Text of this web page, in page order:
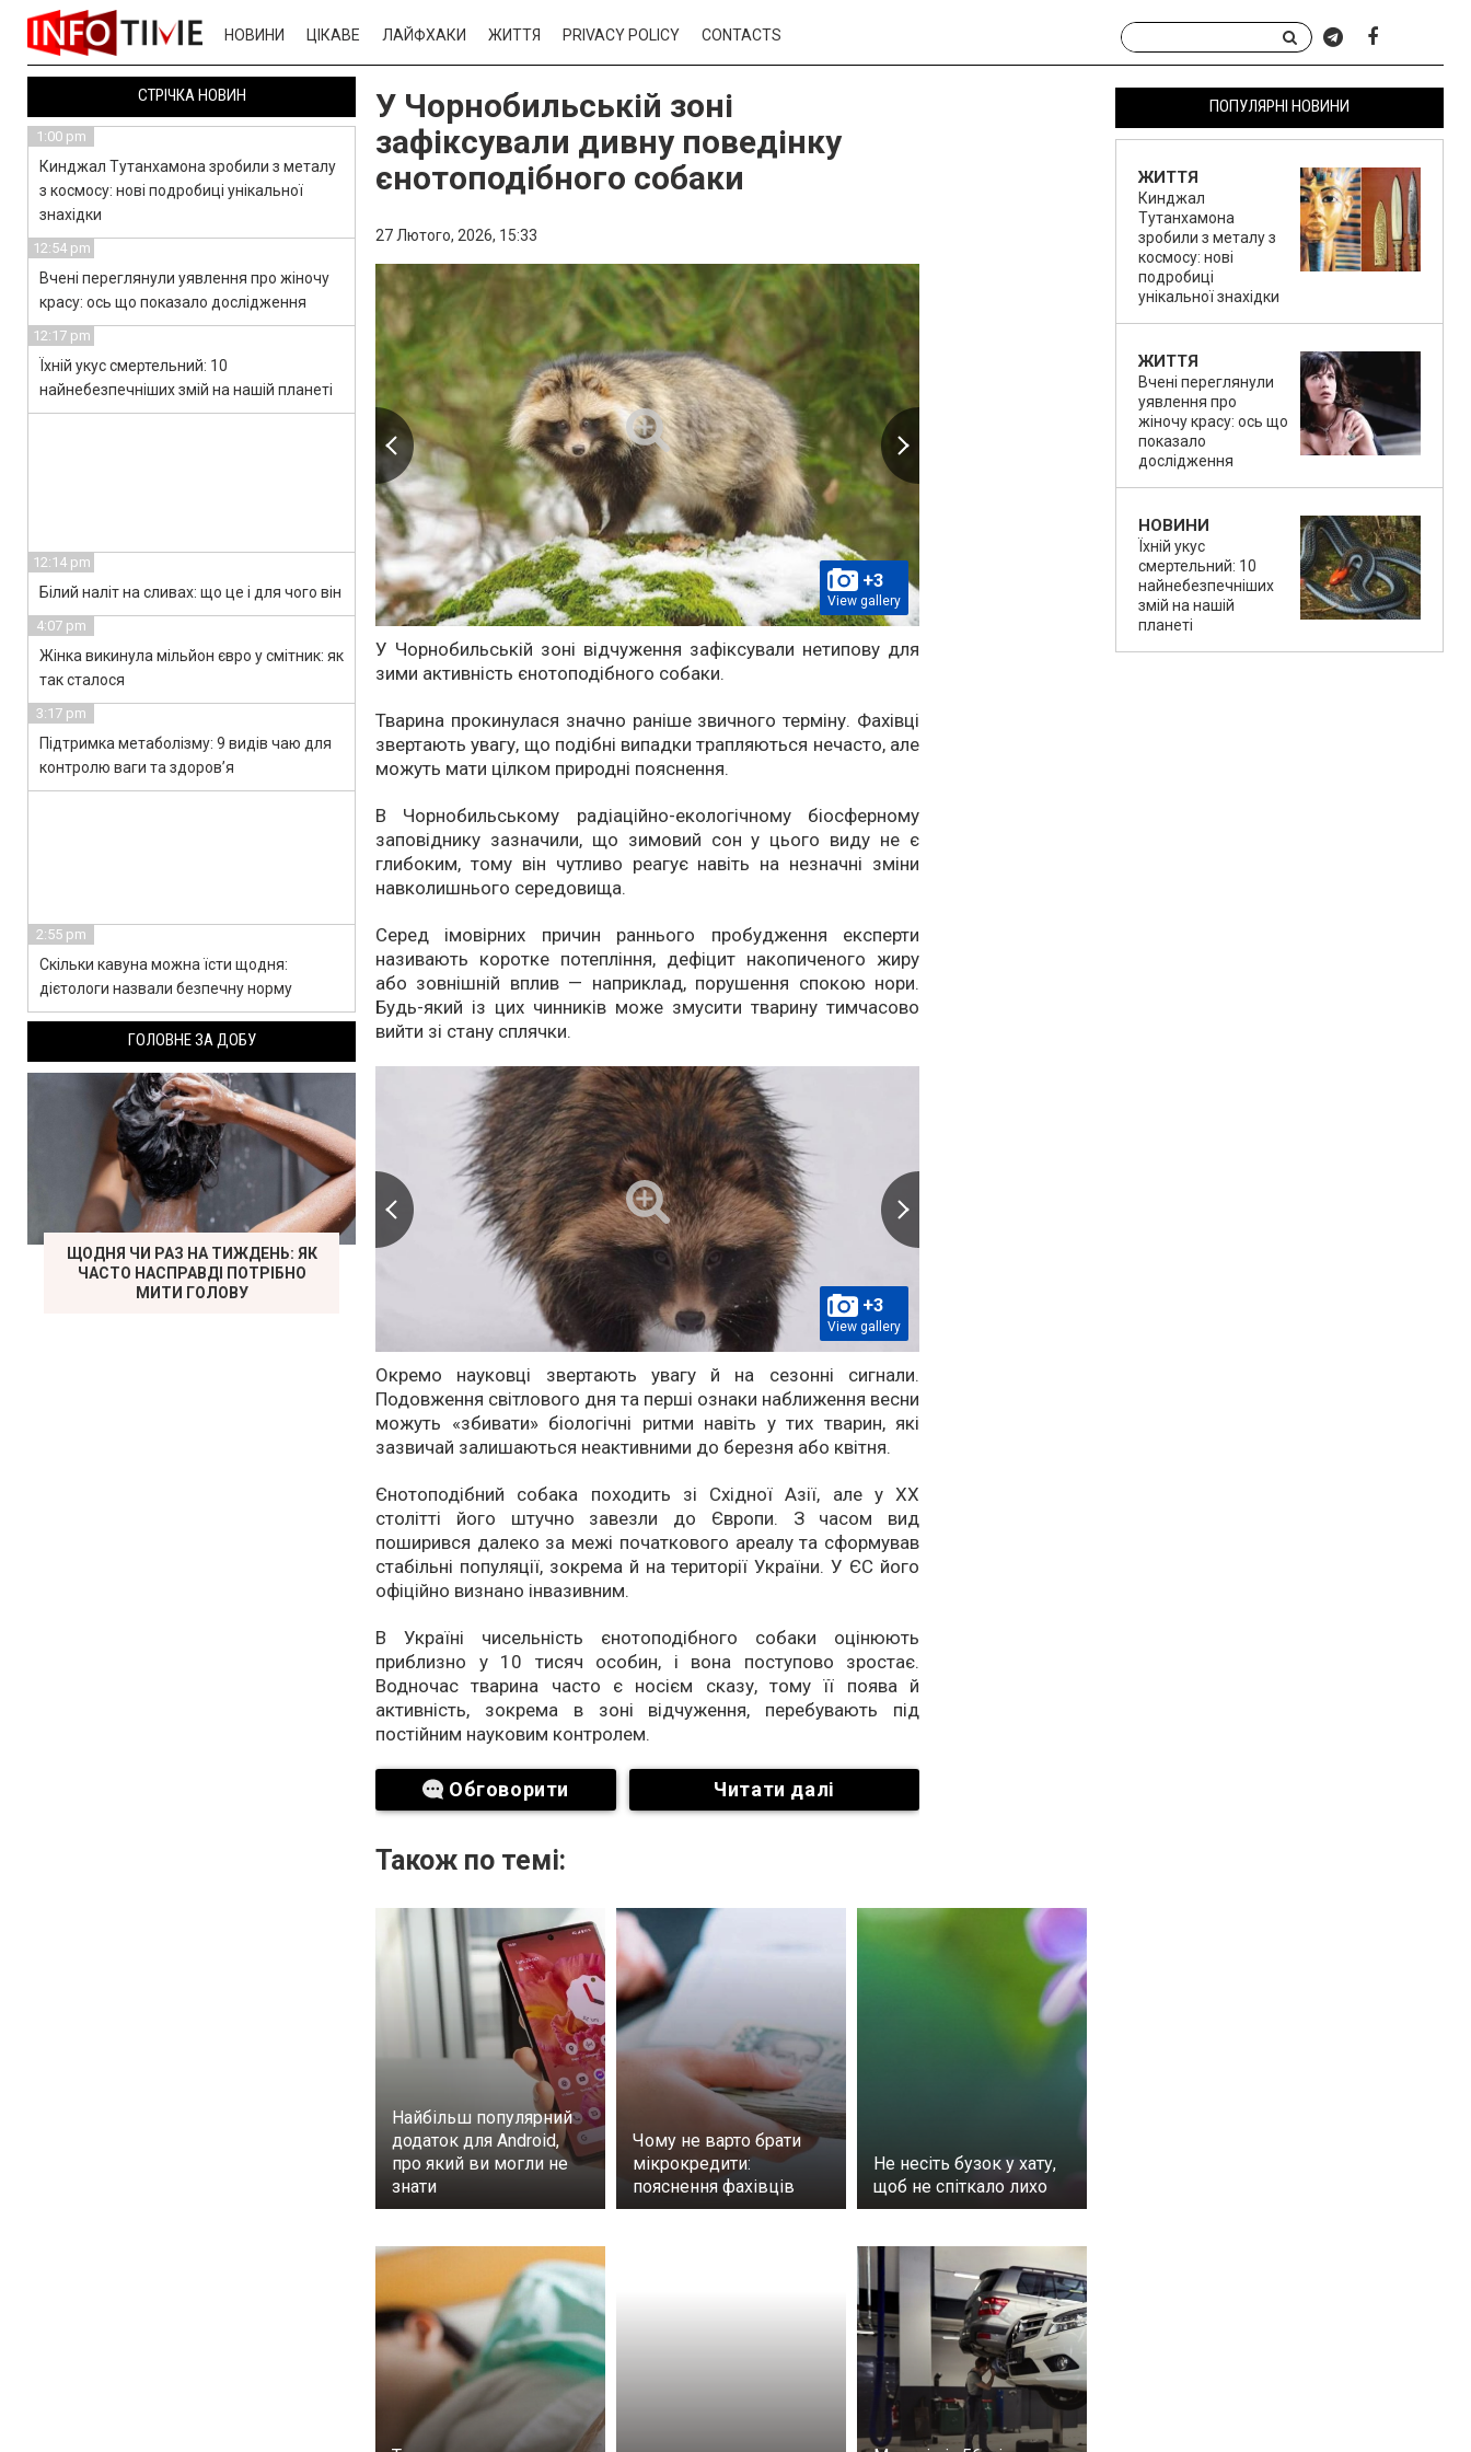
НОВИНИ ЦІКАВЕ ЛАЙФХАКИ ЖИТТЯ PRIVACY POLICY CONTACTS
У Чорнобильській зоні
зафіксували дивну поведінку
єнотоподібного собаки
27 Лютого, 2026, 15:33
+3
View gallery
У Чорнобильській зоні відчуження зафіксували нетипову для
зими активність єнотоподібного собаки.
Тварина прокинулася значно раніше звичного терміну. Фахівці
звертають увагу, що подібні випадки трапляються нечасто, але
можуть мати цілком природні пояснення.
В Чорнобильському радіаційно-екологічному біосферному
заповіднику зазначили, що зимовий сон у цього виду не є
глибоким, тому він чутливо реагує навіть на незначні зміни
навколишнього середовища.
Серед імовірних причин раннього пробудження експерти
називають коротке потепління, дефіцит накопиченого жиру
або зовнішній вплив — наприклад, порушення спокою нори.
Будь-який із цих чинників може змусити тварину тимчасово
вийти зі стану сплячки.
+3
View gallery
Окремо науковці звертають увагу й на сезонні сигнали.
Подовження світлового дня та перші ознаки наближення весни
можуть «збивати» біологічні ритми навіть у тих тварин, які
зазвичай залишаються неактивними до березня або квітня.
Єнотоподібний собака походить зі Східної Азії, але у ХХ
столітті його штучно завезли до Європи. З часом вид
поширився далеко за межі початкового ареалу та сформував
стабільні популяції, зокрема й на території України. У ЄС його
офіційно визнано інвазивним.
В Україні чисельність єнотоподібного собаки оцінюють
приблизно у 10 тисяч особин, і вона поступово зростає.
Водночас тварина часто є носієм сказу, тому її поява й
активність, зокрема в зоні відчуження, перебувають під
постійним науковим контролем.
Обговорити Читати далі
Також по темі:
Найбільш популярний
додаток для Android,
про який ви могли не
знати
Чому не варто брати
мікрокредити:
пояснення фахівців
Не несіть бузок у хату,
щоб не спіткало лихо
ПОПУЛЯРНІ НОВИНИ
ЖИТТЯ
Кинджал
Тутанхамона
зробили з металу з
космосу: нові
подробиці
унікальної знахідки
ЖИТТЯ
Вчені переглянули
уявлення про
жіночу красу: ось що
показало
дослідження
НОВИНИ
Їхній укус
смертельний: 10
найнебезпечніших
змій на нашій
планеті
СТРІЧКА НОВИН
1:00 pm
Кинджал Тутанхамона зробили з металу
з космосу: нові подробиці унікальної
знахідки
12:54 pm
Вчені переглянули уявлення про жіночу
красу: ось що показало дослідження
12:17 pm
Їхній укус смертельний: 10
найнебезпечніших змій на нашій планеті
12:14 pm
Білий наліт на сливах: що це і для чого він
4:07 pm
Жінка викинула мільйон євро у смітник: як
так сталося
3:17 pm
Підтримка метаболізму: 9 видів чаю для
контролю ваги та здоров’я
2:55 pm
Скільки кавуна можна їсти щодня:
дієтологи назвали безпечну норму
ГОЛОВНЕ ЗА ДОБУ
ЩОДНЯ ЧИ РАЗ НА ТИЖДЕНЬ: ЯК
ЧАСТО НАСПРАВДІ ПОТРІБНО
МИТИ ГОЛОВУ